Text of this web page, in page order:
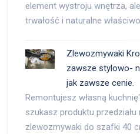
element wystroju wnętrza,
trwałość i naturalne
Zlewozmywaki
zawsze stylowo-
jak zawsze cenie.
Remontujesz własną
szukasz produktu
zlewozmywaki do szafki 40